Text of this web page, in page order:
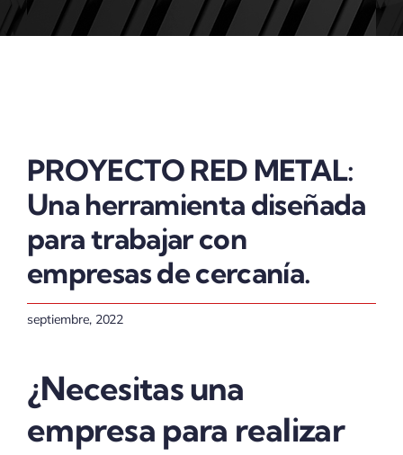
PROYECTO RED METAL:
Una herramienta diseñada
para trabajar con
empresas de cercanía.
septiembre, 2022
¿Necesitas una
empresa para realizar